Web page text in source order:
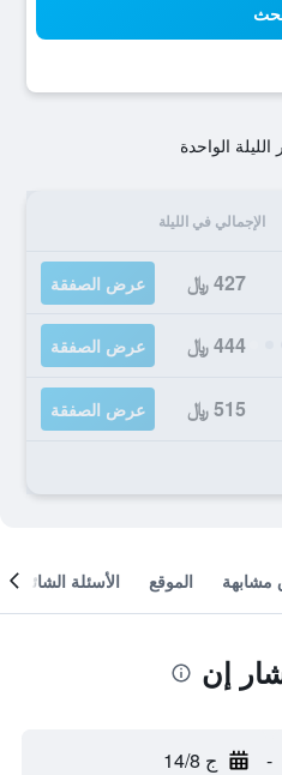
الواحدة
الإجمالي في الليلة
427 ﷼ عرض الصفقة
444 ﷼ عرض الصفقة
515 ﷼ عرض الصفقة
مشابهة الموقع الأسئلة الشائعة
إن
- ج 14/8